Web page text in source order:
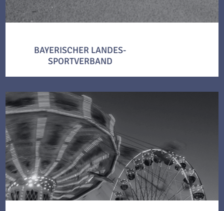
BAYERISCHER LANDES-
SPORTVERBAND